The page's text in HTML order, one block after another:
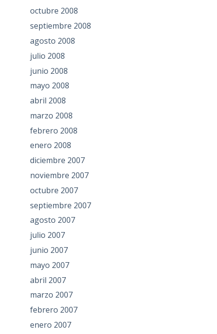
octubre 2008
septiembre 2008
agosto 2008
julio 2008
junio 2008
mayo 2008
abril 2008
marzo 2008
febrero 2008
enero 2008
diciembre 2007
noviembre 2007
octubre 2007
septiembre 2007
agosto 2007
julio 2007
junio 2007
mayo 2007
abril 2007
marzo 2007
febrero 2007
enero 2007